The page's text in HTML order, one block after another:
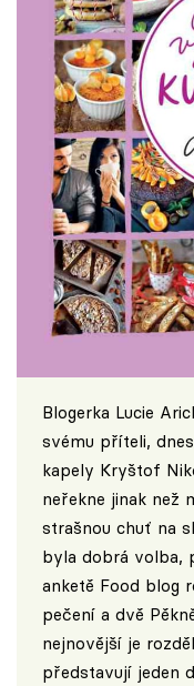
Blogerka Lucie
svému příteli,
kapely Kryštof
neřekne jinak než
strašnou chuť na
byla dobrá volba,
anketě Food blog
pečení a dvě
nejnovější je
představují jeden